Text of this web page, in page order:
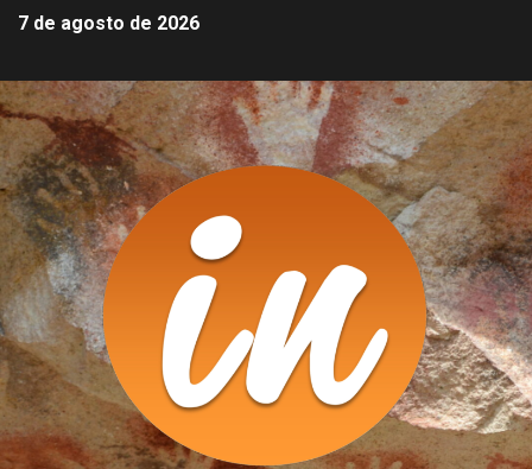
7 de agosto de 2026